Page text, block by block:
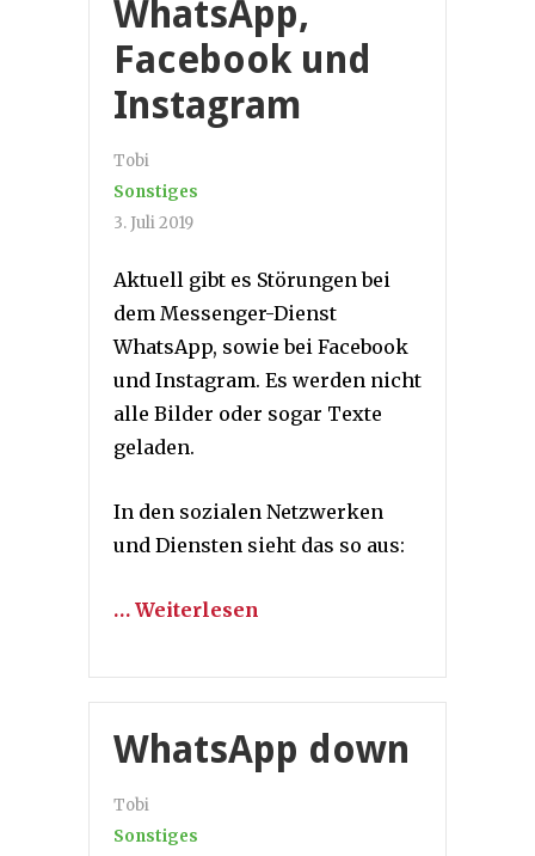
WhatsApp,
Facebook und
Instagram
Tobi
Sonstiges
3. Juli 2019
Aktuell gibt es Störungen bei
dem Messenger-Dienst
WhatsApp, sowie bei Facebook
und Instagram. Es werden nicht
alle Bilder oder sogar Texte
geladen.
In den sozialen Netzwerken
und Diensten sieht das so aus:
… Weiterlesen
WhatsApp down
Tobi
Sonstiges